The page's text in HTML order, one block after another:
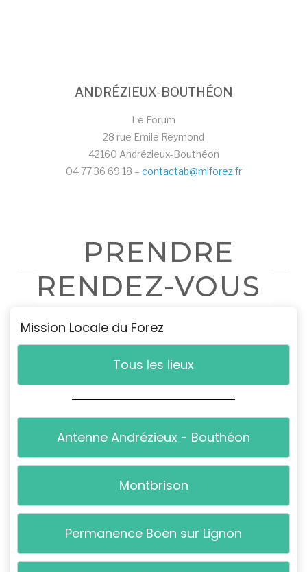
ANDRÉZIEUX-BOUTHÉON
Le Forum
28 rue Emile Reymond
42160 Andrézieux-Bouthéon
04 77 36 69 18 – contactab@mlforez.fr
PRENDRE
RENDEZ-VOUS
Mission Locale du Forez
Tous les lieux
Antenne Andrézieux - Bouthéon
Montbrison
Permanence Boën sur Lignon